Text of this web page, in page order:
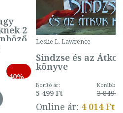
2
-
40%
Leslie L. Lawrence
Sindzse és az Átkok
könyve
Borító ár:
5 499 Ft
Korábbi
3 849 Ft
Online ár: 4 014 Ft